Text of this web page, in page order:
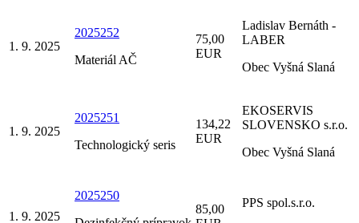
1. 9. 2025
2025252
Materiál AČ
75,00
EUR
Ladislav Bernáth -
LABER
Obec Vyšná Slaná
1. 9. 2025
2025251
Technologický seris
134,22
EUR
EKOSERVIS
SLOVENSKO s.r.o.
Obec Vyšná Slaná
1. 9. 2025
2025250
85,00
PPS spol.s.r.o.